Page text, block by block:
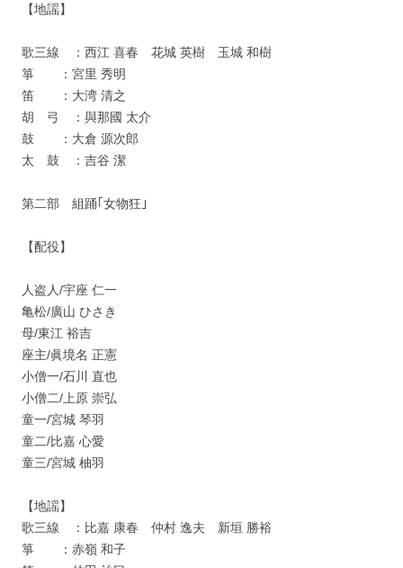
【地謡】
歌三線 ：西江 喜春 花城 英樹 玉城 和樹
箏 ：宮里 秀明
笛 ：大湾 清之
胡 弓 ：與那國 太介
鼓 ：大倉 源次郎
太 鼓 ：吉谷 潔
第二部 組踊｢女物狂｣
【配役】
人盗人/宇座 仁一
亀松/廣山 ひさき
母/東江 裕吉
座主/眞境名 正憲
小僧一/石川 直也
小僧二/上原 崇弘
童一/宮城 琴羽
童二/比嘉 心愛
童三/宮城 柚羽
【地謡】
歌三線 ：比嘉 康春 仲村 逸夫 新垣 勝裕
箏 ：赤嶺 和子